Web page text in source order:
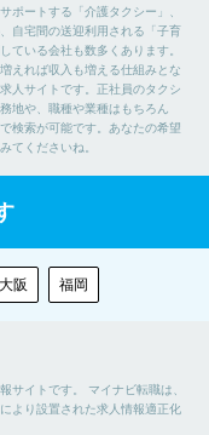
ポートする「介護タクシー」、
自宅間の送迎利用される「子育
ている会社も数多くあります。
えれば収入も増える仕組みとな
人サイトです。正社員のタクシ
地や、職種や業種はもちろん
検索が可能です。あなたの希望
てくださいね。
大阪 福岡
サイトです。 マイナビ転職は、
により設置された求人情報適正化